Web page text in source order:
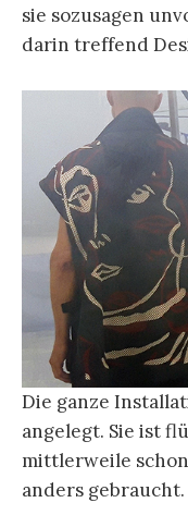
sie sozusagen
darin treffend
Die ganze
angelegt. Sie ist
mittlerweile
anders gebraucht.